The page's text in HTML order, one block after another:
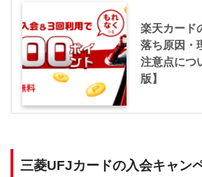
楽天カード
落ち原因・
注意点につ
版】
三菱UFJカードの入会キャン